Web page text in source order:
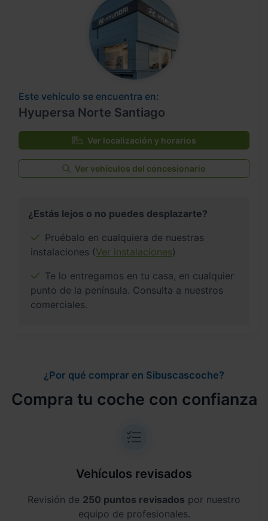
Este vehículo se encuentra en:
Hyupersa Norte Santiago
Ver localización y horarios
Ver vehículos del concesionario
¿Estás lejos o no puedes desplazarte?
Pruébalo en cualquiera de nuestras
instalaciones (Ver instalaciones)
Te lo entregamos en tu casa, en cualquier
punto de la península. Consulta a nuestros
comerciales.
¿Por qué comprar en Sibuscascoche?
Compra tu coche con confianza
Vehículos revisados
Revisión de 250 puntos revisados por nuestro
equipo de profesionales.